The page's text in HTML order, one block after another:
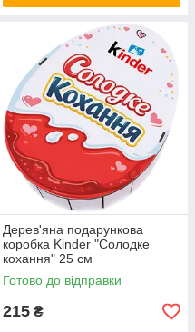
Дерев'яна подарункова
коробка Kinder "Солодке
кохання" 25 см
Готово до відправки
215 ₴